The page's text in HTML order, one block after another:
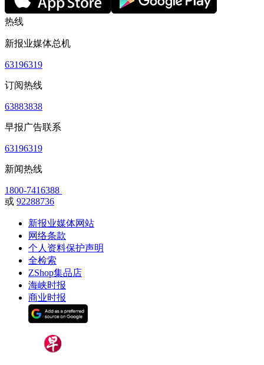
热线
新报业媒体总机
63196319
订阅热线
63883838
早报广告联系
63196319
新闻热线
1800-7416388
或 92288736
新报业媒体网站
网络条款
个人资料保护声明
全检索
ZShop集品店
海峡时报
商业时报